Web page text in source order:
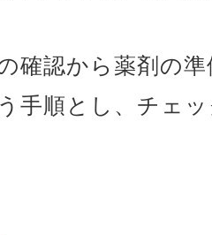
確認から薬剤の
手順とし、チェ